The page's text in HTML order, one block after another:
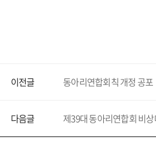
이전글 동아리연합회칙 개정 공포
다음글 제39대 동아리연합회 비